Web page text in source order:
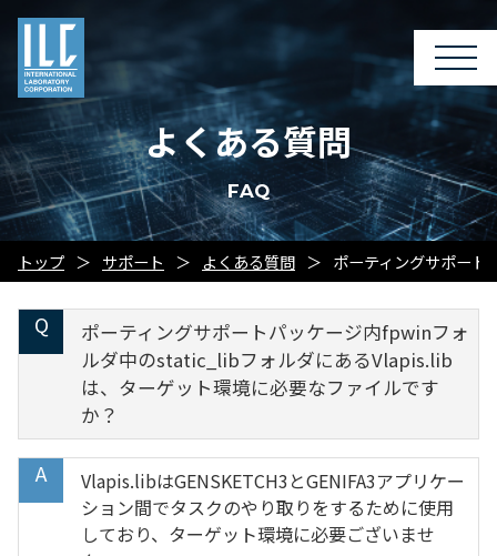
よくある質問
FAQ
トップ サポート よくある質問 ポーティングサポー
ポーティングサポートパッケージ内fpwinフォ
ルダ中のstatic_libフォルダにあるVlapis.lib
は、ターゲット環境に必要なファイルです
か？
Vlapis.libはGENSKETCH3とGENIFA3アプリケー
ション間でタスクのやり取りをするために使用
しており、ターゲット環境に必要ございませ